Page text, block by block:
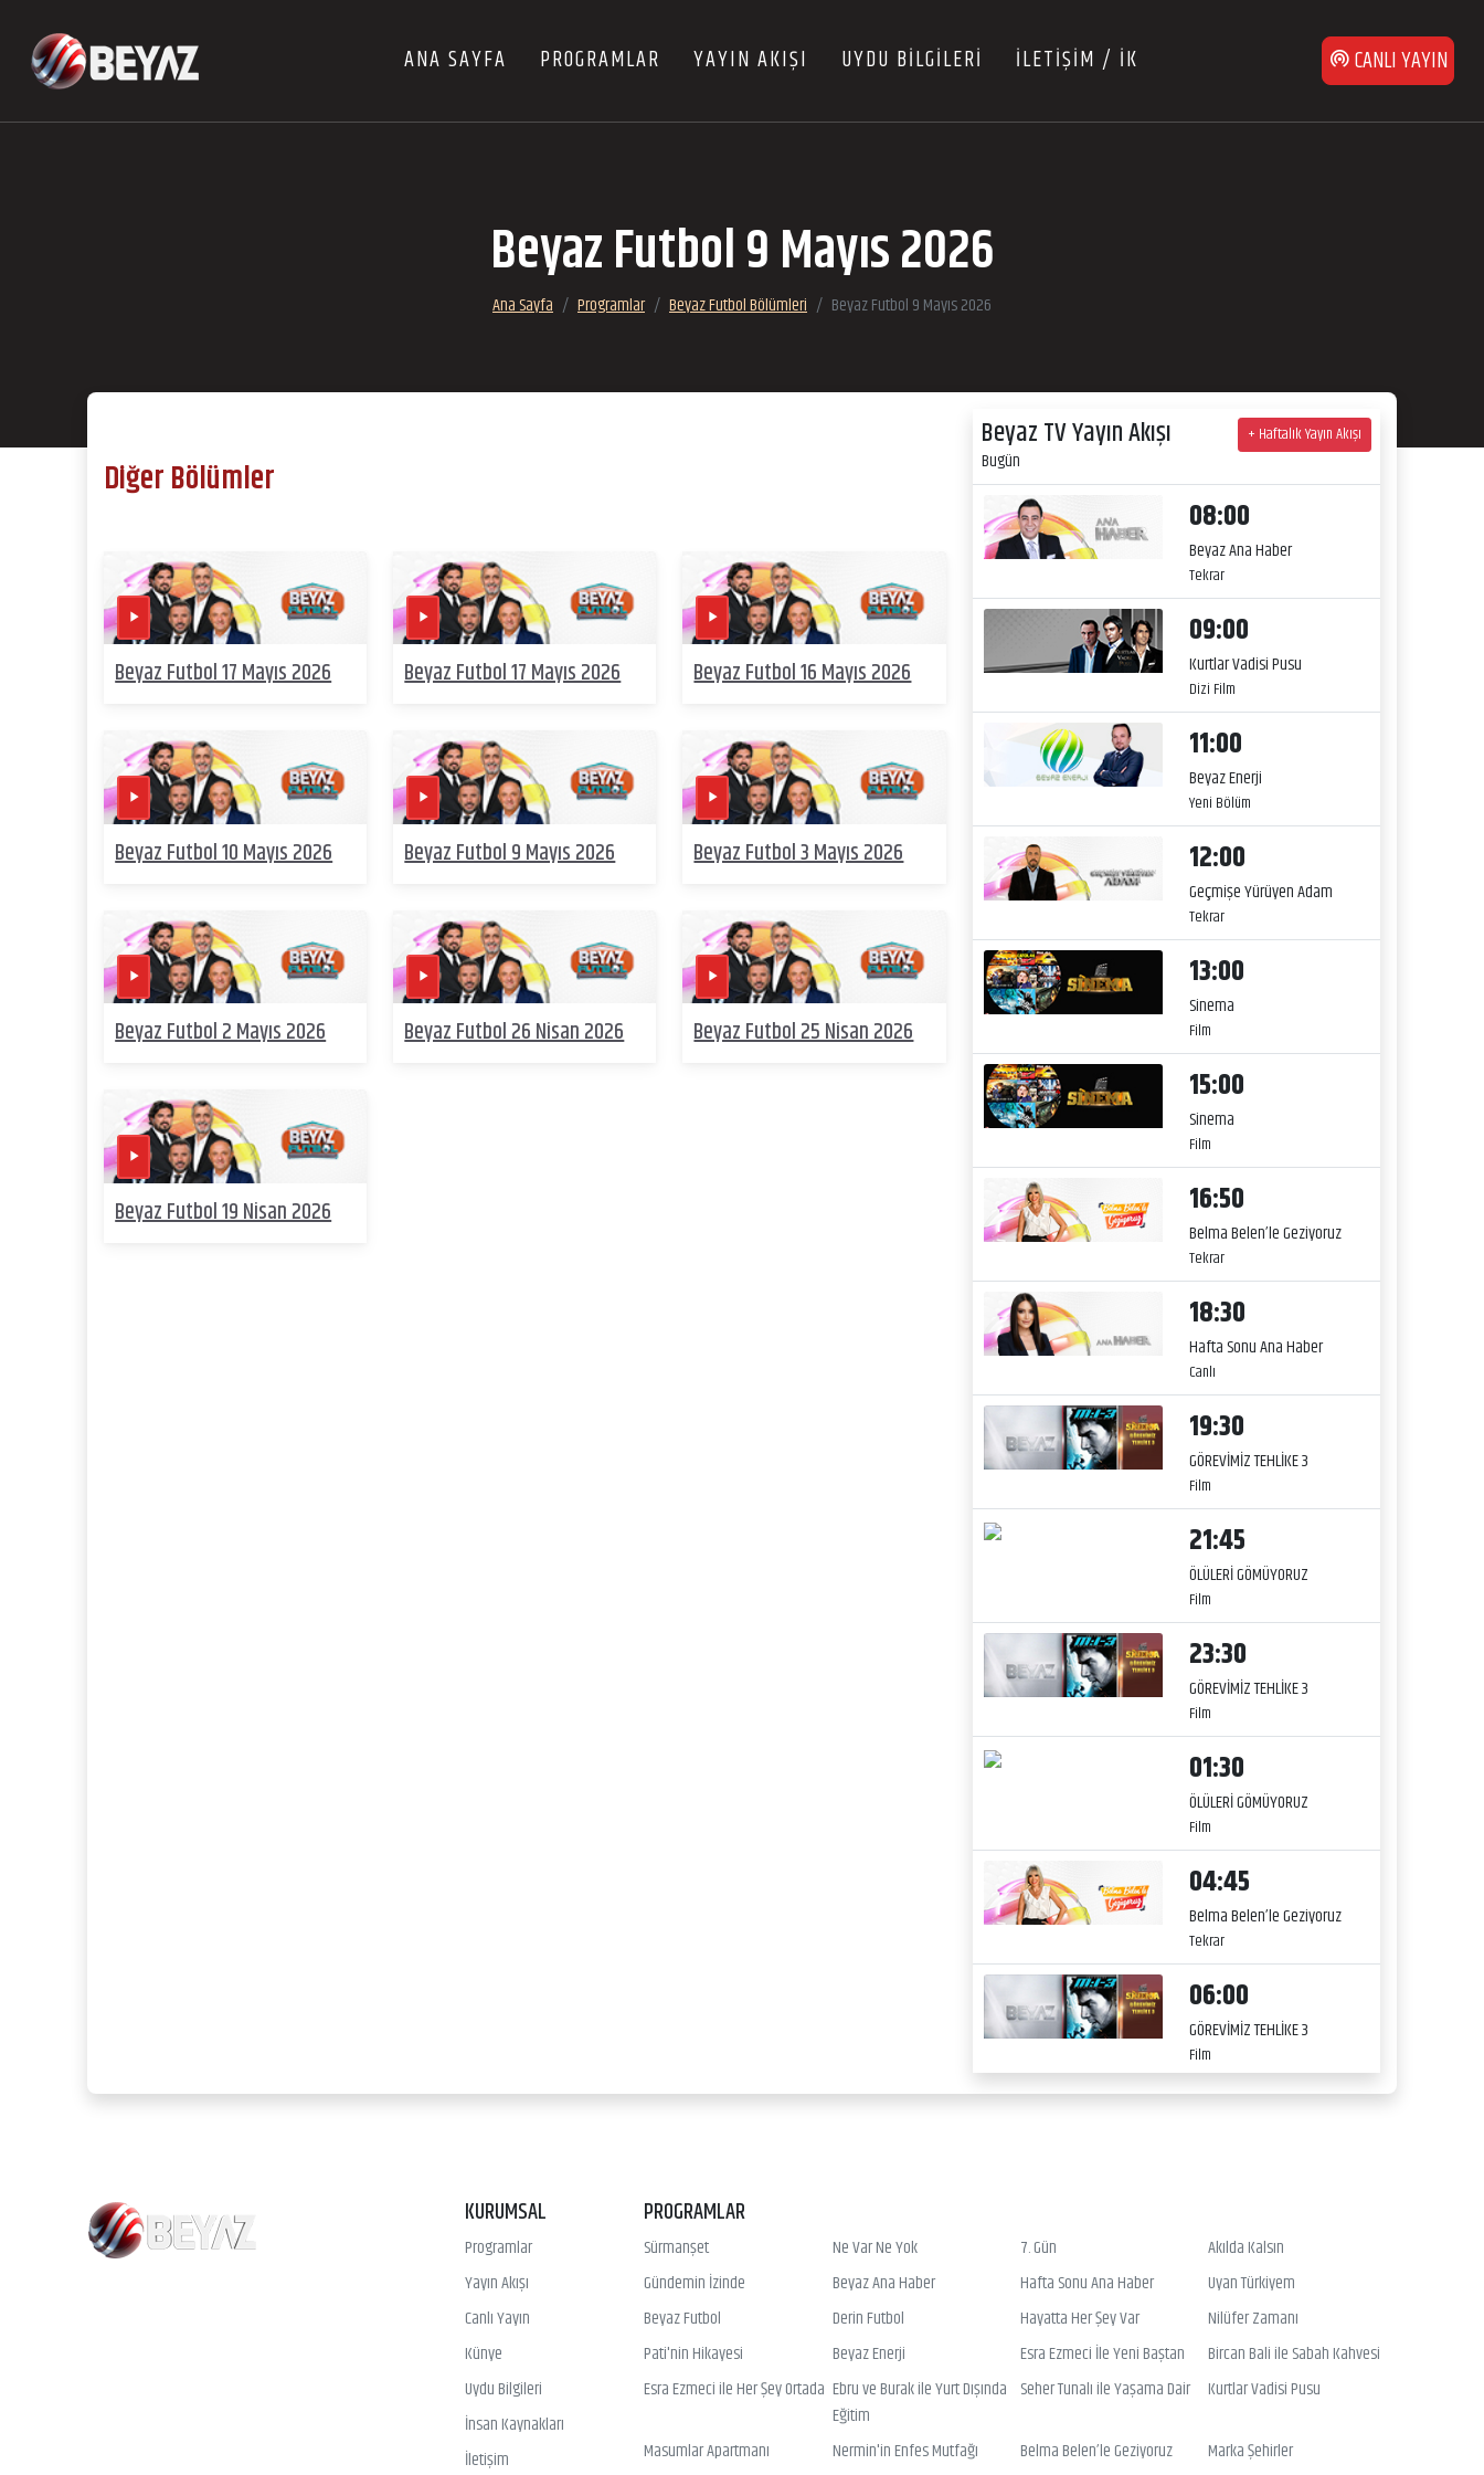
ANA SAYFA PROGRAMLAR YAYIN AKIŞI UYDU BİLGİLERİ İLETİŞİM / İK CANLI YAYIN
Beyaz Futbol 9 Mayıs 2026
Ana Sayfa Programlar Beyaz Futbol Bölümleri Beyaz Futbol 9 Mayıs 2026
Diğer Bölümler
Beyaz Futbol 17 Mayıs 2026 Beyaz Futbol 17 Mayıs 2026 Beyaz Futbol 16 Mayıs 2026
Beyaz Futbol 10 Mayıs 2026 Beyaz Futbol 9 Mayıs 2026 Beyaz Futbol 3 Mayıs 2026
Beyaz Futbol 2 Mayıs 2026 Beyaz Futbol 26 Nisan 2026 Beyaz Futbol 25 Nisan 2026
Beyaz Futbol 19 Nisan 2026
Beyaz TV Yayın Akışı
Bugün
+ Haftalık Yayın Akışı
08:00
Beyaz Ana Haber
Tekrar
09:00
Kurtlar Vadisi Pusu
Dizi Film
11:00
Beyaz Enerji
Yeni Bölüm
12:00
Geçmişe Yürüyen Adam
Tekrar
13:00
Sinema
Film
15:00
Sinema
Film
16:50
Belma Belen’le Geziyoruz
Tekrar
18:30
Hafta Sonu Ana Haber
Canlı
19:30
GÖREVİMİZ TEHLİKE 3
Film
21:45
ÖLÜLERİ GÖMÜYORUZ
Film
23:30
GÖREVİMİZ TEHLİKE 3
Film
01:30
ÖLÜLERİ GÖMÜYORUZ
Film
04:45
Belma Belen’le Geziyoruz
Tekrar
06:00
GÖREVİMİZ TEHLİKE 3
Film
KURUMSAL
Programlar
Yayın Akışı
Canlı Yayın
Künye
Uydu Bilgileri
İnsan Kaynakları
İletişim
PROGRAMLAR
Sürmanşet Ne Var Ne Yok 7. Gün
Akılda Kalsın
Gündemin İzinde
Beyaz Ana Haber Hafta Sonu Ana Haber
Uyan Türkiyem
Beyaz Futbol
Derin Futbol Hayatta Her Şey Var
Nilüfer Zamanı
Pati'nin Hikayesi
Beyaz Enerji Esra Ezmeci İle Yeni Baştan
Bircan Bali ile Sabah Kahvesi
Esra Ezmeci ile Her Şey Ortada Ebru ve Burak ile Yurt Dışında
Eğitim
Seher Tunalı ile Yaşama Dair Kurtlar Vadisi Pusu
Masumlar Apartmanı Nermin'in Enfes Mutfağı Belma Belen’le Geziyoruz
Marka Şehirler